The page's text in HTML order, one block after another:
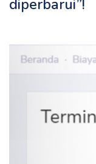
diperbarui”!